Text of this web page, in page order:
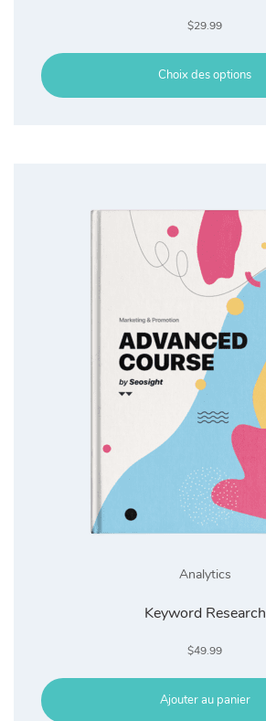
$29.99
Choix des options
Analytics
Keyword Research
$49.99
Ajouter au panier